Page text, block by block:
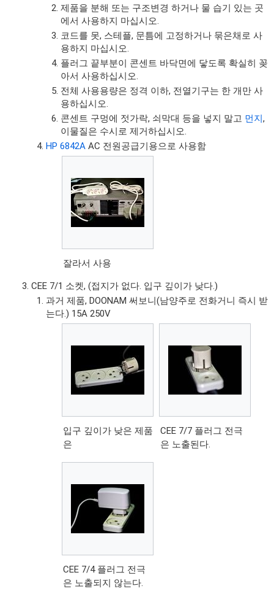
제품을 분해 또는 구조변경 하거나 물 습기 있는 곳
에서 사용하지 마십시오.
코드를 못, 스테플, 문틈에 고정하거나 묶은채로 사
용하지 마십시오.
플러그 끝부분이 콘센트 바닥면에 닿도록 확실히 꽂
아서 사용하십시오.
전체 사용용량은 정격 이하, 전열기구는 한 개만 사
용하십시오.
콘센트 구멍에 젓가락, 쇠막대 등을 넣지 말고 먼지,
이물질은 수시로 제거하십시오.
HP 6842A AC 전원공급기용으로 사용함
잘라서 사용
CEE 7/1 소켓, (접지가 없다. 입구 깊이가 낮다.)
과거 제품, DOONAM 써보니(남양주로 전화거니 즉시 받
는다.) 15A 250V
입구 깊이가 낮은 제품
은
CEE 7/7 플러그 전극
은 노출된다.
CEE 7/4 플러그 전극
은 노출되지 않는다.